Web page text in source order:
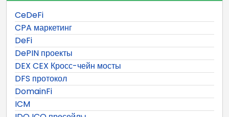
CeDeFi
CPA маркетинг
DeFi
DePIN проекты
DEX CEX Кросс-чейн мосты
DFS протокол
DomainFi
ICM